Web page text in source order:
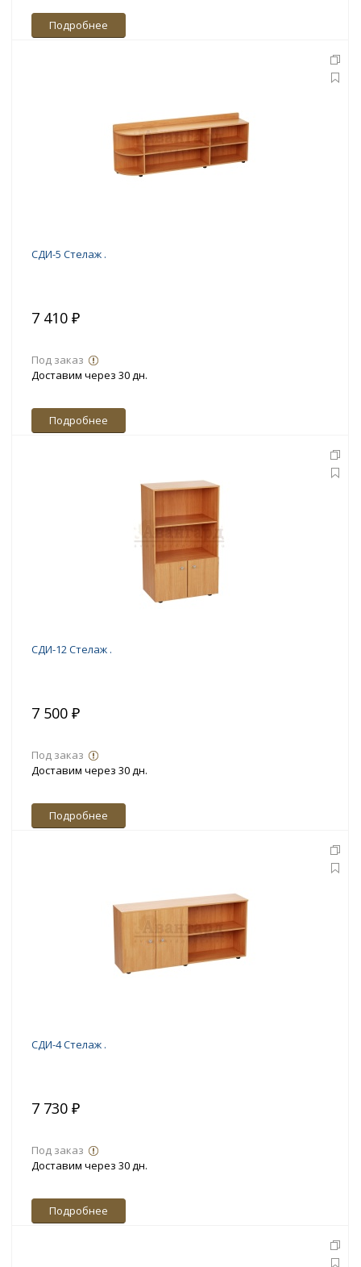
Подробнее
СДИ-5 Стелаж .
7 410 ₽
Под заказ
Доставим через 30 дн.
Подробнее
СДИ-12 Стелаж .
7 500 ₽
Под заказ
Доставим через 30 дн.
Подробнее
СДИ-4 Стелаж .
7 730 ₽
Под заказ
Доставим через 30 дн.
Подробнее